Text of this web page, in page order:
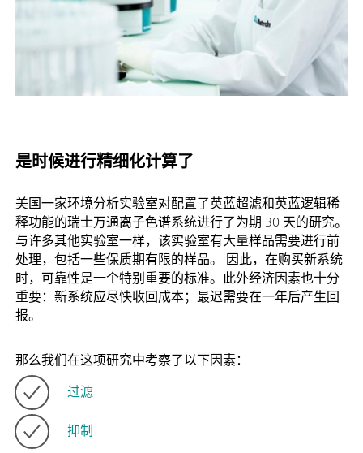
是时候进行精细化计算了
美国一家环境分析实验室对配置了英蓝超滤和英蓝逻辑稀
释功能的瑞士万通离子色谱系统进行了为期 30 天的研究。
与许多其他实验室一样，该实验室有大量样品需要进行前
处理，包括一些保质期有限的样品。 因此，在购买新系统
时，可靠性是一个特别重要的标准。此外经济因素也十分
重要：新系统应尽快收回成本；最迟需要在一年后产生回
报。
那么我们在这项研究中考察了以下因素：
过滤
抑制